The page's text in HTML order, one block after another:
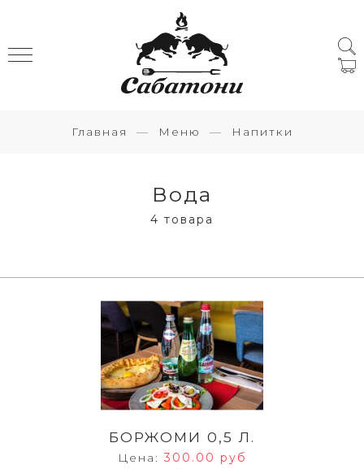
Главная Меню Напитки
Вода
4 товара
БОРЖОМИ 0,5 Л.
Цена: 300.00 руб